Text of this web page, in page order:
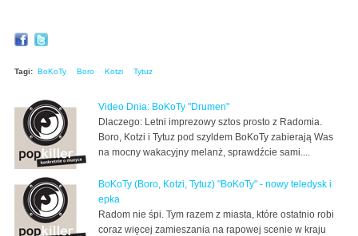
Tagi: BoKoTy Boro Kotzi Tytuz
Video Dnia: BoKoTy "Drumen"
Dlaczego: Letni imprezowy sztos prosto z Radomia.
Boro, Kotzi i Tytuz pod szyldem BoKoTy zabierają Was
na mocny wakacyjny melanż, sprawdźcie sami....
BoKoTy (Boro, Kotzi, Tytuz) "BoKoTy" - nowy teledysk i
epka
Radom nie śpi. Tym razem z miasta, które ostatnio robi
coraz więcej zamieszania na rapowej scenie w kraju